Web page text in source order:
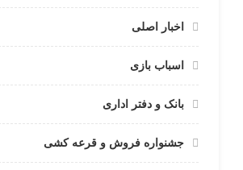
اخبار اصلی
اسباب بازی
بانک و دفتر اداری
جشنواره فروش و قرعه کشی